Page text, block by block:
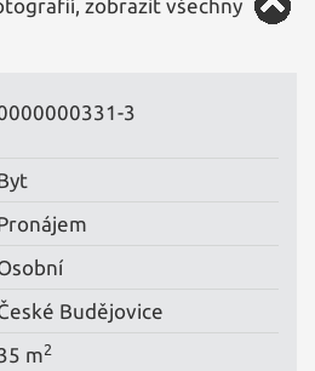
3
Budějovice
m2
zobrazit všechny